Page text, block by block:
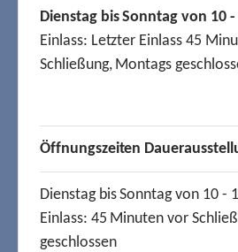
Dienstag bis Sonntag von 10 -
Einlass: Letzter Einlass 45
Schließung, Montags
Öffnungszeiten
Dienstag bis Sonntag von 10 -
Einlass: 45 Minuten vor
geschlossen